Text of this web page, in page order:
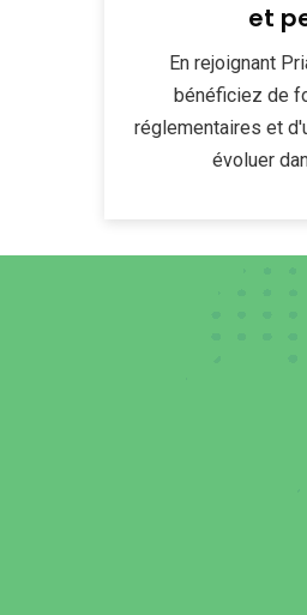
et
En rejoignant
bénéficiez de
réglementaires et
évoluer